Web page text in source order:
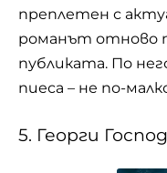
преплетен с
романът отново
публиката. По
пиеса – не по-
5. Георги